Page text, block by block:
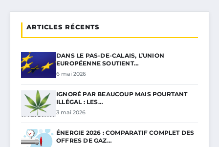
ARTICLES RÉCENTS
DANS LE PAS-DE-CALAIS, L’UNION
EUROPÉENNE SOUTIENT…
6 mai 2026
IGNORÉ PAR BEAUCOUP MAIS POURTANT
ILLÉGAL : LES…
3 mai 2026
ÉNERGIE 2026 : COMPARATIF COMPLET DES
OFFRES DE GAZ…